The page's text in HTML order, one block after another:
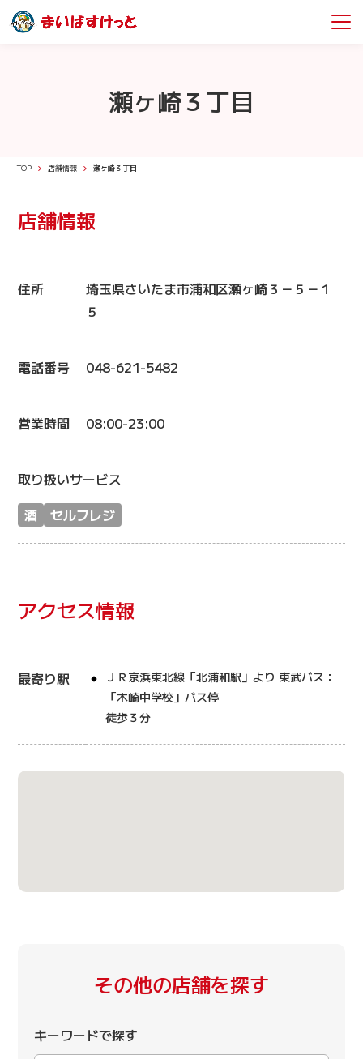
瀬ヶ崎３丁目
TOP 店舗情報 瀬ヶ崎３丁目
店舗情報
住所
埼玉県さいたま市浦和区瀬ヶ崎３－５－１
５
電話番号 048-621-5482
営業時間 08:00-23:00
取り扱いサービス
酒
セルフレジ
アクセス情報
最寄り駅
ＪＲ京浜東北線「北浦和駅」より 東武バス：
「木崎中学校」バス停
徒歩３分
その他の店舗を探す
キーワードで探す